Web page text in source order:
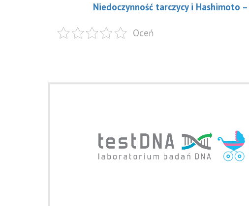
Niedoczynność tarczycy i Hashimoto
Oceń